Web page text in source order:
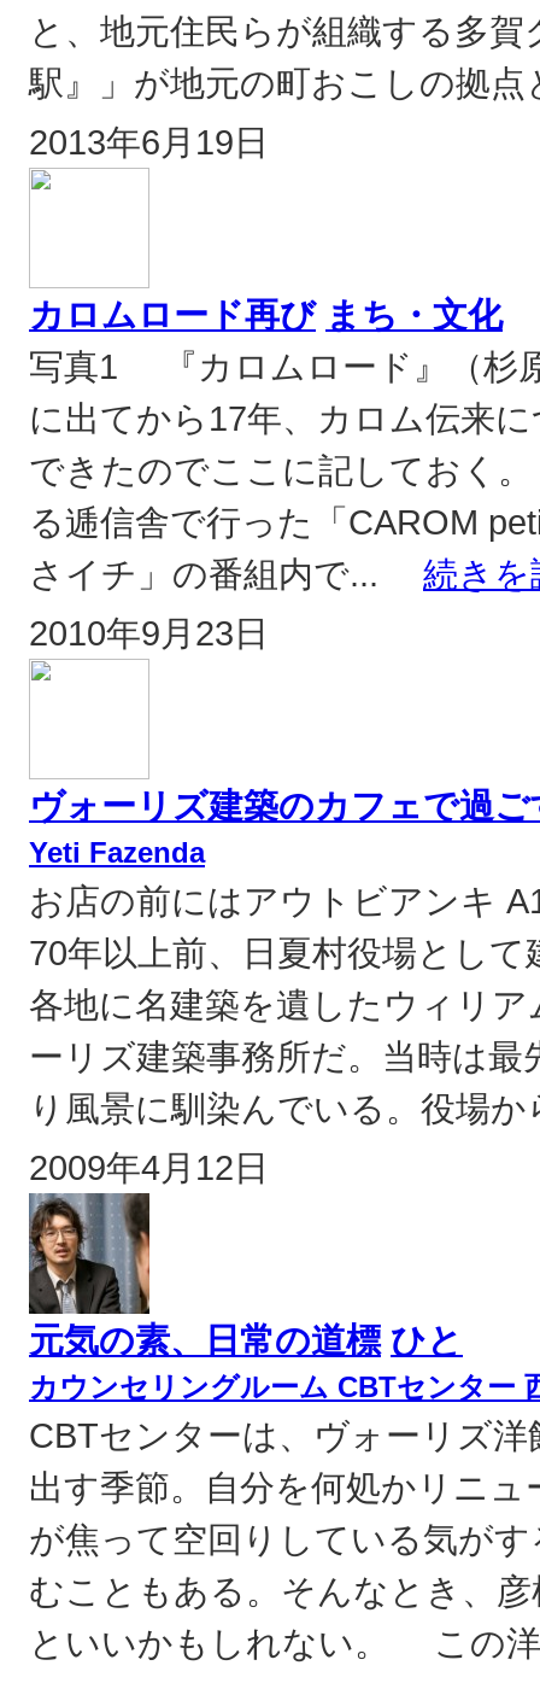
と、地元住民らが組織する多
駅』」が地元の町おこしの拠
2013年6月19日
カロムロード再び まち・文化
写真1 『カロムロード』（杉
に出てから17年、カロム伝来
できたのでここに記しておく
る逓信舎で行った「CAROM
さイチ」の番組内で... 続きを
2010年9月23日
ヴォーリズ建築のカフェで過ご
Yeti Fazenda
お店の前にはアウトビアンキ
70年以上前、日夏村役場とし
各地に名建築を遺したウィリ
ーリズ建築事務所だ。当時は
り風景に馴染んでいる。役場
2009年4月12日
元気の素、日常の道標 ひと
カウンセリングルーム CBTセンター
CBTセンターは、ヴォーリズ
出す季節。自分を何処かリニ
が焦って空回りしている気が
むこともある。そんなとき、
といいかもしれない。 この